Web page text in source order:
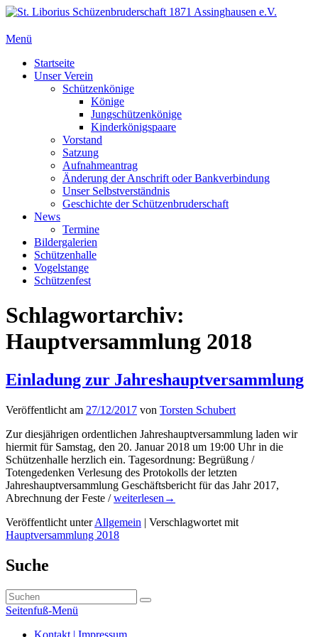
Zum
springen
St. Liborius Schüzenbruderschaft 1871 Assinghausen e.V.
Menü
Primäres
Menü
Startseite
Unser Verein
Schützenkönige
Könige
Jungschützenkönige
Kinderkönigspaare
Vorstand
Satzung
Aufnahmeantrag
Änderung der Anschrift oder Bankverbindung
Unser Selbstverständnis
Geschichte der Schützenbruderschaft
News
Termine
Bildergalerien
Schützenhalle
Vogelstange
Schützenfest
Schlagwortarchiv:
Hauptversammlung 2018
Einladung zur Jahreshauptversammlung
Veröffentlicht am 27/12/2017 von Torsten Schubert
Zur diesjährigen ordentlichen Jahreshauptversammlung laden wir
hiermit für Samstag, den 20. Januar 2018 um 19:00 Uhr in die
Schützenhalle herzlich ein. Tagesordnung: Begrüßung /
Totengedenken Verlesung des Protokolls der letzten
Jahreshauptversammlung Geschäftsbericht für das Jahr 2017,
Abrechnung der Feste /Einladung
Jahreshauptversammlung
weiterlesen →
Veröffentlicht unter Allgemein | Verschlagwortet mit
Hauptversammlung 2018
Primärer
Widgetbereich
Suche
Suchen
nach:
Suchen
Seitenfuß-Menü
Kontakt | Impressum